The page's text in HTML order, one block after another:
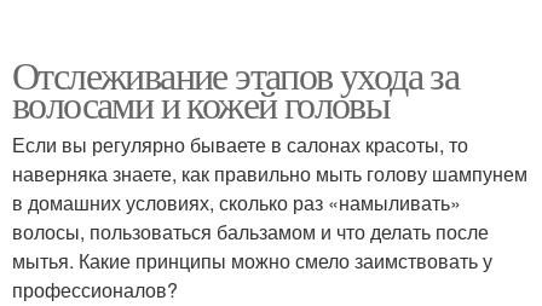
Отслеживание этапов ухода за
волосами и кожей головы
Если вы регулярно бываете в салонах красоты, то
наверняка знаете, как правильно мыть голову шампунем
в домашних условиях, сколько раз «намыливать»
волосы, пользоваться бальзамом и что делать после
мытья. Какие принципы можно смело заимствовать у
профессионалов?